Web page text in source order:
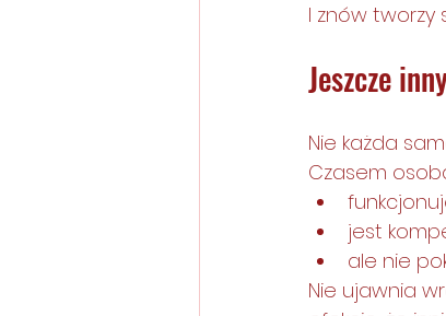
I znów tworzy
Jeszcze
Nie każda
Czasem
jest
ale nie
Nie ujawnia